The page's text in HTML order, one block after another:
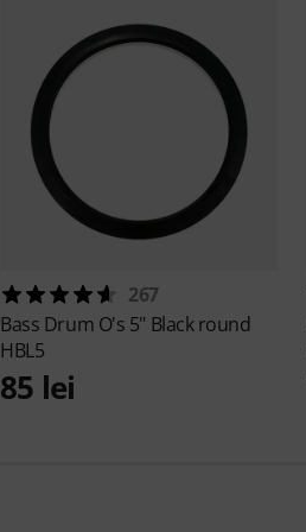
267
Bass Drum O's 5" Black round
HBL5
85 lei